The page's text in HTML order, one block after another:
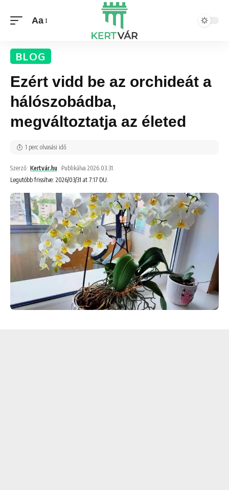
Aa
BLOG
Ezért vidd be az orchideát a
hálószobádba,
megváltoztatja az életed
Legutóbb frissítve: 2026/03/31 at 7:17 DU.
Szerző: Kertvár.hu Publikálva 2026.03.31.
1 perc olvasási idő